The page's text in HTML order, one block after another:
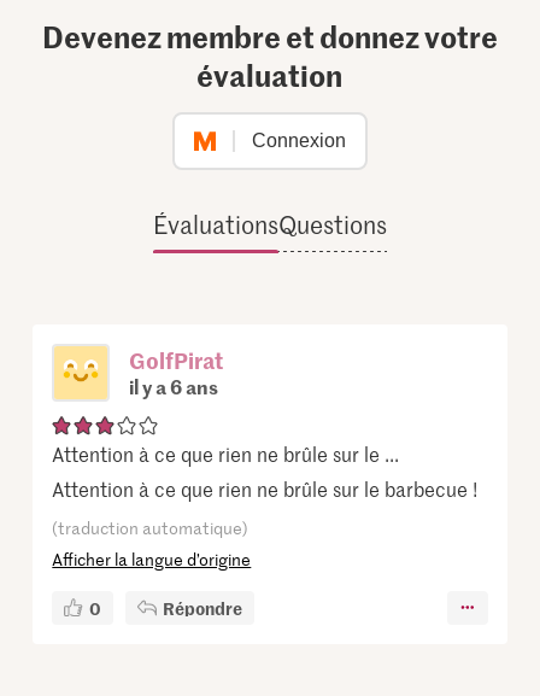
Devenez membre et donnez votre
évaluation
Connexion
ÉvaluationsQuestions
GolfPirat
il y a 6 ans
Attention à ce que rien ne brûle sur le ...
Attention à ce que rien ne brûle sur le barbecue !
(traduction automatique)
Afficher la langue d’origine
0 Répondre